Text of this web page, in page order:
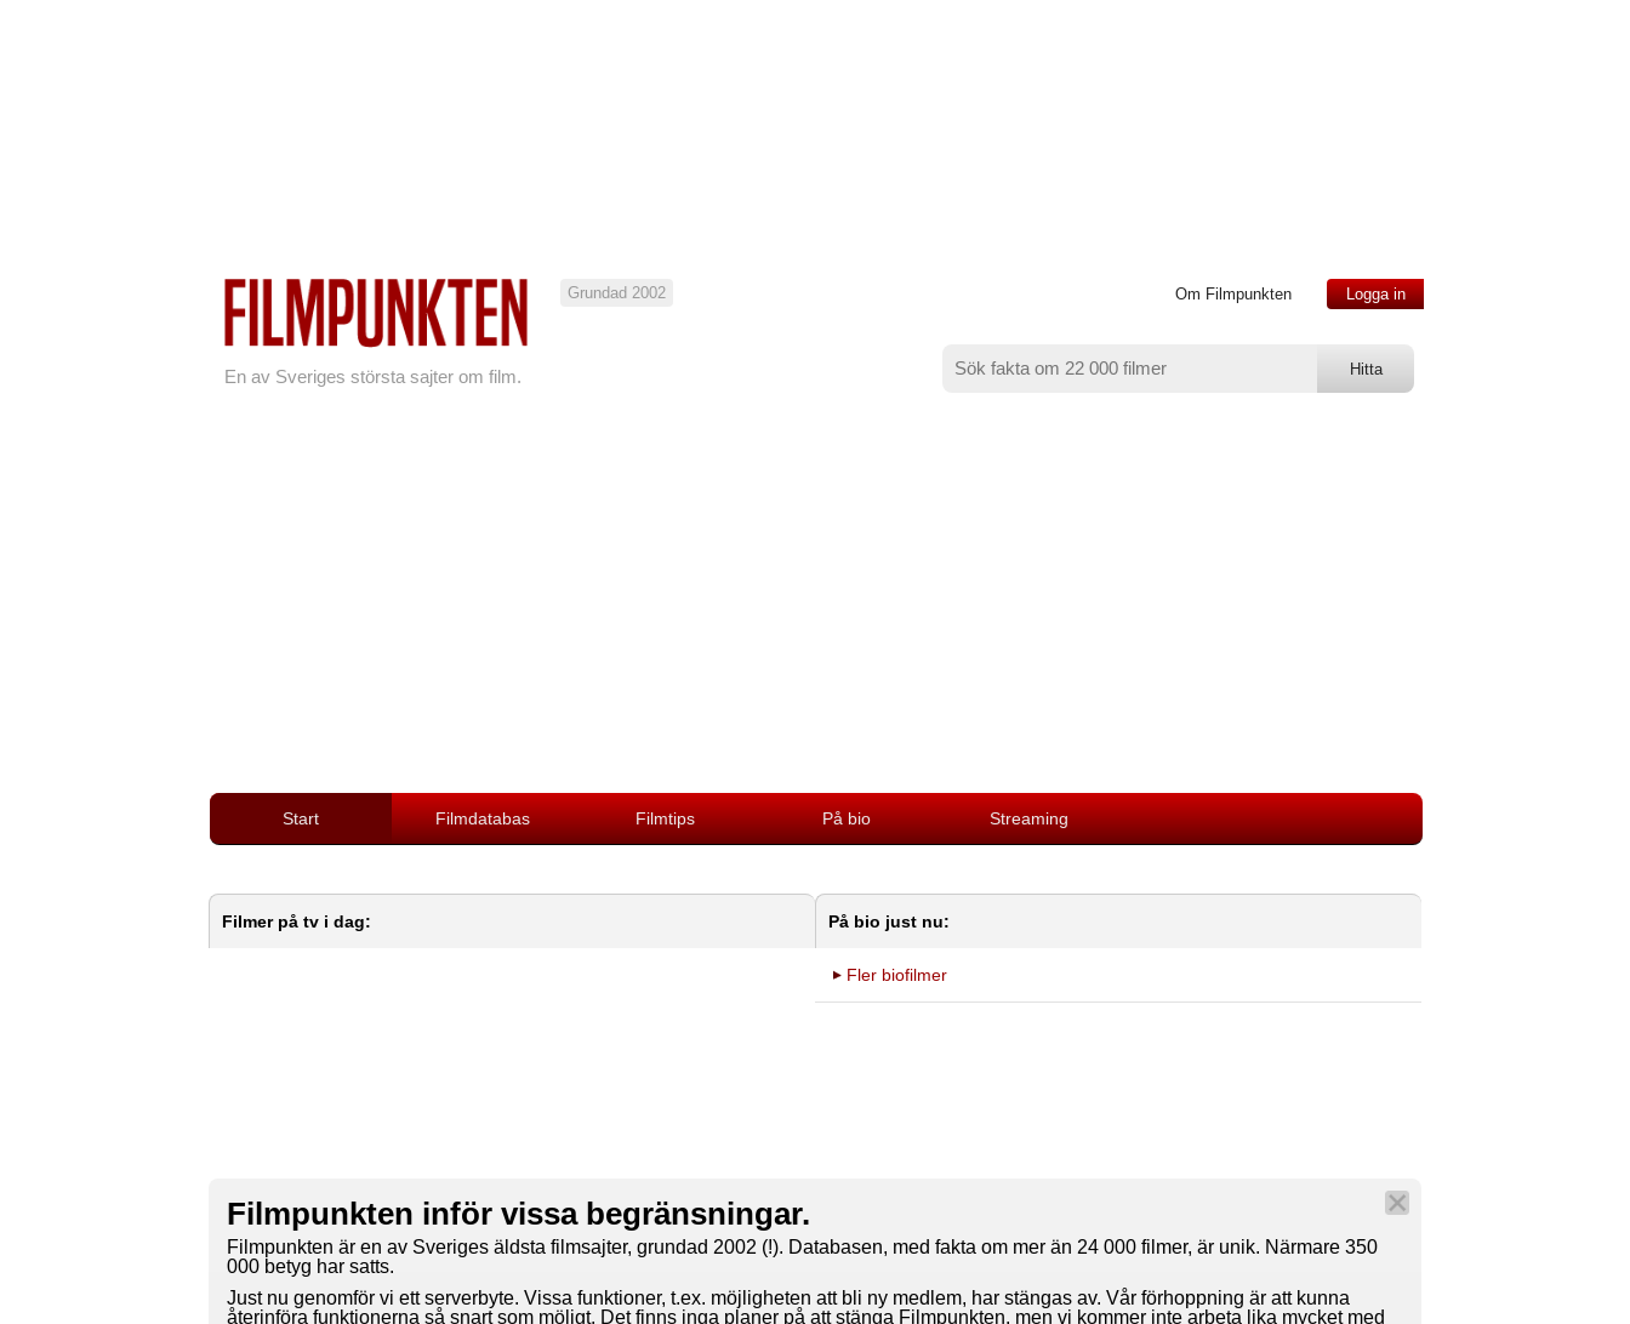
En av Sveriges största sajter om film.
Grundad 2002 Om Filmpunkten Logga in
Start Filmdatabas Filmtips På bio Streaming
Filmer på tv i dag: På bio just nu:
Fler biofilmer
Filmpunkten inför vissa begränsningar.
Filmpunkten är en av Sveriges äldsta filmsajter, grundad 2002 (!). Databasen, med fakta om mer än 24 000 filmer, är unik. Närmare 350
000 betyg har satts.
Just nu genomför vi ett serverbyte. Vissa funktioner, t.ex. möjligheten att bli ny medlem, har stängas av. Vår förhoppning är att kunna
återinföra funktionerna så snart som möligt. Det finns inga planer på att stänga Filmpunkten, men vi kommer inte arbeta lika mycket med